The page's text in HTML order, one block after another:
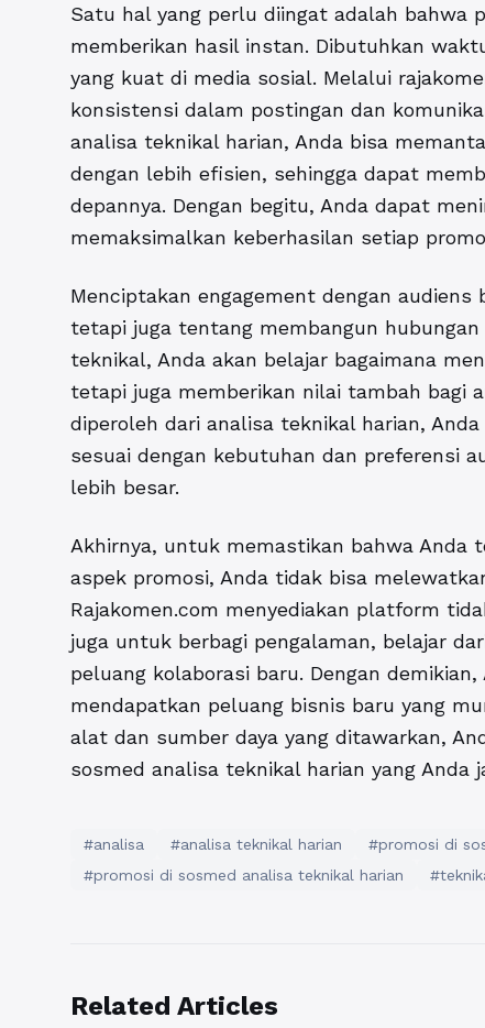
Satu hal yang perlu diingat adalah bahwa
memberikan hasil instan. Dibutuhkan
yang kuat di media sosial. Melalui
konsistensi dalam postingan dan
analisa teknikal harian, Anda bisa
dengan lebih efisien, sehingga dapat
depannya. Dengan begitu, Anda dapat
memaksimalkan keberhasilan setiap
Menciptakan engagement dengan
tetapi juga tentang membangun
teknikal, Anda akan belajar bagaimana
tetapi juga memberikan nilai tambah bagi
diperoleh dari analisa teknikal harian,
sesuai dengan kebutuhan dan preferensi
lebih besar.
Akhirnya, untuk memastikan bahwa Anda
aspek promosi, Anda tidak bisa
Rajakomen.com menyediakan platform
juga untuk berbagi pengalaman, belajar
peluang kolaborasi baru. Dengan
mendapatkan peluang bisnis baru yang
alat dan sumber daya yang ditawarkan,
sosmed analisa teknikal harian yang Anda
#analisa #analisa teknikal harian
#promosi di
#promosi di sosmed analisa teknikal harian
Related Articles